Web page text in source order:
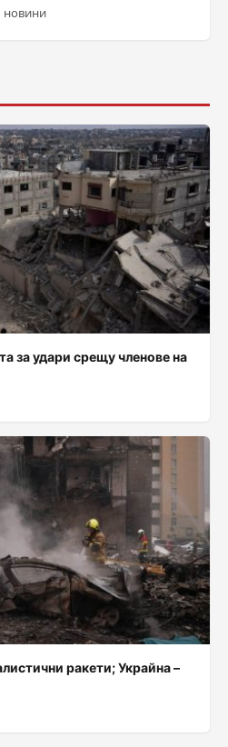
новини
за удари срещу членове на
ракети; Украйна –